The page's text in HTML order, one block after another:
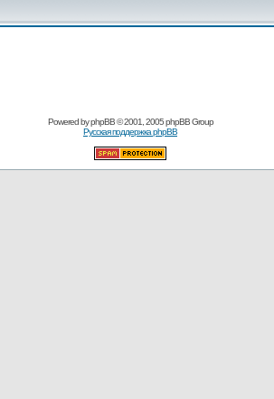
Powered byphpBB© 2001, 2005 phpBB Group
Русская поддержка phpBB